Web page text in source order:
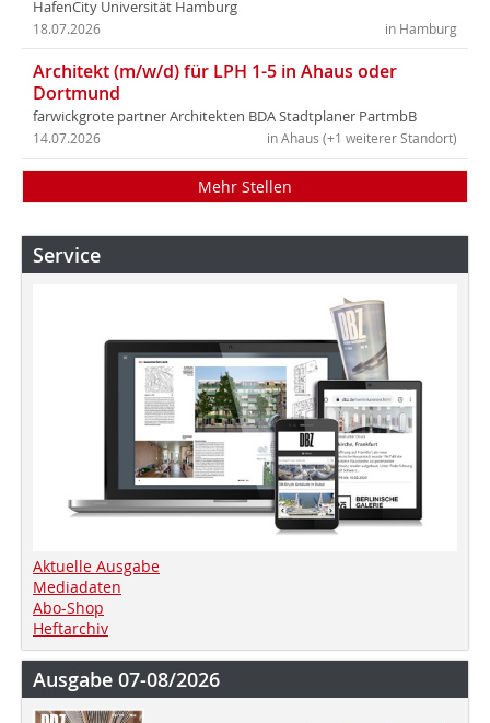
HafenCity Universität Hamburg
in Hamburg
18.07.2026
Architekt (m/w/d) für LPH 1-5 in Ahaus oder
Dortmund
farwickgrote partner Architekten BDA Stadtplaner PartmbB
in Ahaus (+1 weiterer Standort)
14.07.2026
Mehr Stellen
Service
Aktuelle Ausgabe
Mediadaten
Abo-Shop
Heftarchiv
Ausgabe 07-08/2026